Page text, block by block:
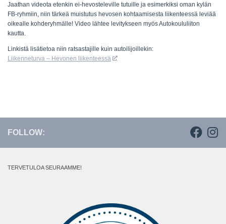
Jaathan videota etenkin ei-hevosteleville tutuille ja esimerkiksi oman kylän
FB-ryhmiin, niin tärkeä muistutus hevosen kohtaamisesta liikenteessä leviää
oikealle kohderyhmälle! Video lähtee levitykseen myös Autokoululiiton
kautta.
Linkistä lisätietoa niin ratsastajille kuin autoilijoillekin:
Liikenneturva – Hevonen liikenteessä
FOLLOW:
TERVETULOA SEURAAMME!